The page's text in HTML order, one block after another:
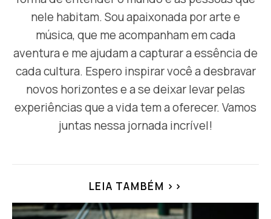
nele habitam. Sou apaixonada por arte e
música, que me acompanham em cada
aventura e me ajudam a capturar a essência de
cada cultura. Espero inspirar você a desbravar
novos horizontes e a se deixar levar pelas
experiências que a vida tem a oferecer. Vamos
juntas nessa jornada incrível!
LEIA TAMBÉM >>